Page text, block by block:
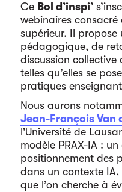
Ce Bol d’inspi’
webinaires consacré
supérieur. Il propose
pédagogique, de
discussion collective
telles qu’elles se
pratiques
Nous aurons
Jean-François Van
l'Université de
modèle PRAX-IA :
positionnement des
dans un contexte
que l’on cherche à